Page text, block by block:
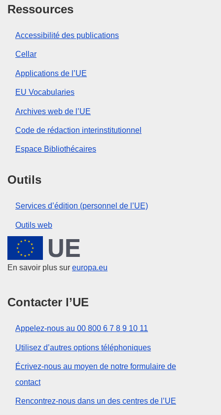
Ressources
Accessibilité des publications
Cellar
Applications de l’UE
EU Vocabularies
Archives web de l’UE
Code de rédaction interinstitutionnel
Espace Bibliothécaires
Outils
Services d’édition (personnel de l’UE)
Outils web
Union européenne
En savoir plus sur europa.eu
Contacter l’UE
Appelez-nous au 00 800 6 7 8 9 10 11
Utilisez d’autres options téléphoniques
Écrivez-nous au moyen de notre formulaire de
contact
Rencontrez-nous dans un des centres de l’UE